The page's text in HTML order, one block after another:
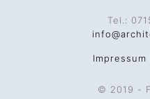
Tel.:
Impressum
© 2019 -